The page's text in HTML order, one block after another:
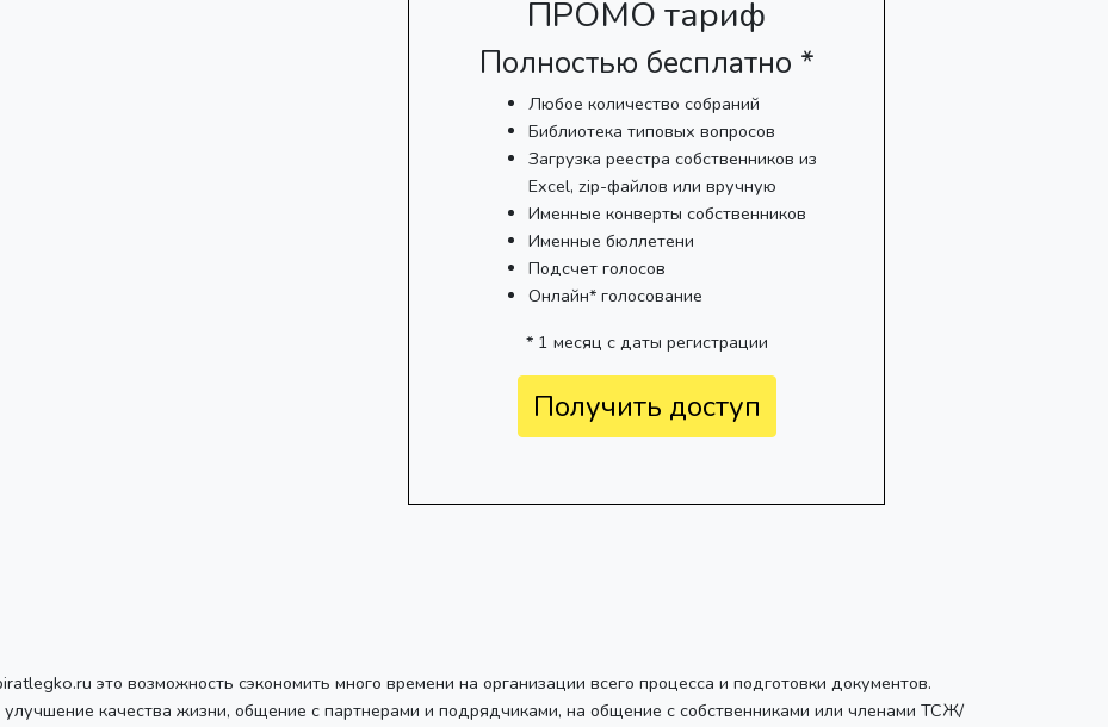
ПРОМО тариф
Полностью бесплатно *
Любое количество собраний
Библиотека типовых вопросов
Загрузка реестра собственников из
Excel, zip-файлов или вручную
Именные конверты собственников
Именные бюллетени
Подсчет голосов
Онлайн* голосование
* 1 месяц с даты регистрации
Получить доступ
это возможность сэкономить много времени на организации всего процесса и подготовки документов.
качества жизни, общение с партнерами и подрядчиками, на общение с собственниками или членами ТСЖ/